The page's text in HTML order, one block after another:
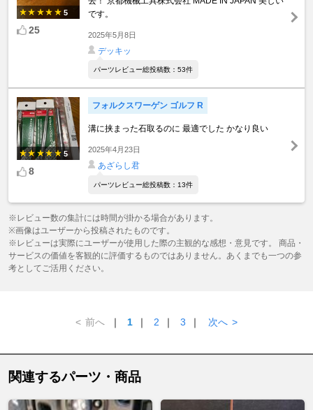
5
25
です。
2025年5月8日
デッキッ
パーツレビュー総投稿数：53件
5
8
フォルクスワーゲン ゴルフ R
溝に挟まった石取るのに 最適でした かなり良い
2025年4月23日
あざらし君
パーツレビュー総投稿数：13件
※レビュー数の集計には時間が掛かる場合があります。
※画像はユーザーから投稿されたものです。
※レビューは実際にユーザーが使用した際の主観的な感想・意見です。 商品・
サービスの価値を客観的に評価するものではありません。あくまでも一つの参
考としてご活用ください。
< 前へ ｜ 1 ｜ 2 ｜ 3 ｜ 次へ >
関連するパーツ・商品